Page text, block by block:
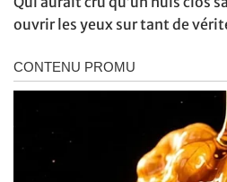
ouvrir les yeux sur tant de